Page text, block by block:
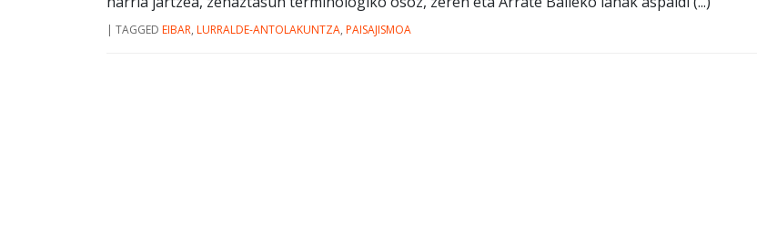
| TAGGED EIBAR, LURRALDE-ANTOLAKUNTZA, PAISAJISMOA